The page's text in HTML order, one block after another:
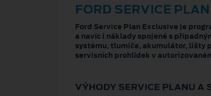
FORD SERVICE
Ford Service Plan Exclusive je
a navíc i náklady spojené s
systému, tlumiče, akumulátor, lišty
servisních prohlídek v
VÝHODY SERVICE PLANU A